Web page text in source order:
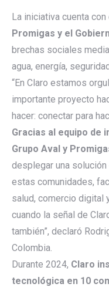
La iniciativa cuenta
Promigas y el
brechas sociales
agua, energía,
“En Claro estamos
importante proyecto
hacer: conectar para
Gracias al equipo de
Grupo Aval y
desplegar una
estas comunidades,
salud, comercio digital
cuando la señal de
también”, declaró
Colombia.
Durante 2024, Claro
tecnológica en 10